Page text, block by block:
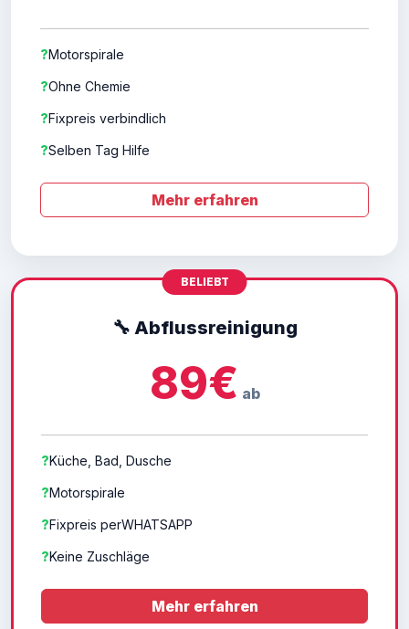
?Motorspirale
?Ohne Chemie
?Fixpreis verbindlich
?Selben Tag Hilfe
Mehr erfahren
🔧 Abflussreinigung
89€ ab
?Küche, Bad, Dusche
?Motorspirale
?Fixpreis perWHATSAPP
?Keine Zuschläge
Mehr erfahren